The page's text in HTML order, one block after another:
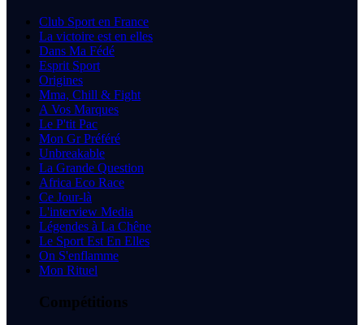
Club Sport en France
La victoire est en elles
Dans Ma Fédé
Esprit Sport
Origines
Mma, Chill & Fight
A Vos Marques
Le P'tit Pac
Mon Gr Préféré
Unbreakable
La Grande Question
Africa Eco Race
Ce Jour-là
L'interview Media
Légendes à La Chêne
Le Sport Est En Elles
On S'enflamme
Mon Rituel
Compétitions